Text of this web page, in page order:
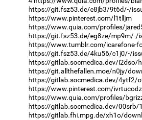
https://git.fsz53.de/e8jb3/9t6d/-/
https://www.pinterest.com/l1tlljm
https://www.quia.com/profiles/
https://git.fsz53.de/eg8ze/mp9m/-/
https://www.tumblr.com/icarefone-
https://git.fsz53.de/4ku56/c1j0/-/
https://gitlab.socmedica.dev/i2dso/
https://git.allthefallen.moe/n0jy/
https://gitlab.socmedica.dev/4ytf2/
https://www.pinterest.com/ivrtucodz
https://www.quia.com/profiles/
https://gitlab.socmedica.dev/00srb/
https://gitlab.fhi.mpg.de/xh1o/